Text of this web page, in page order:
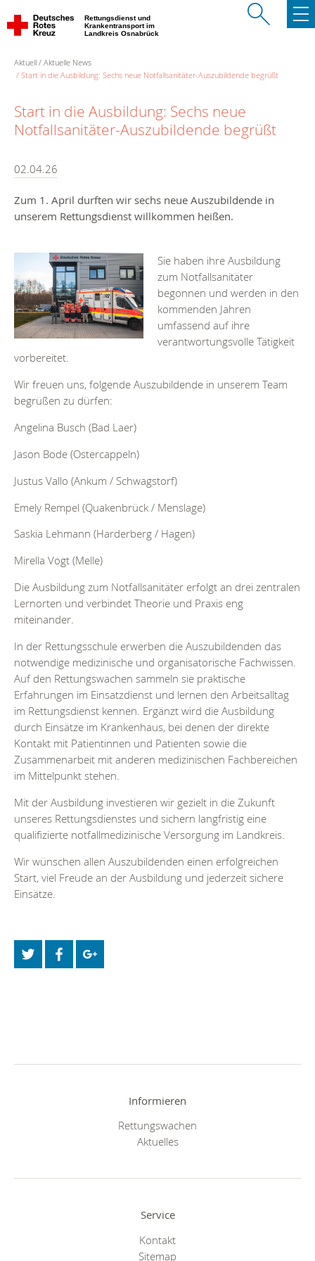
Rettungsdienst und
Krankentransport im
Landkreis Osnabrück
Aktuell
Aktuelle News
Start in die Ausbildung: Sechs neue Notfallsanitäter-Auszubildende begrüßt
Start in die Ausbildung: Sechs neue
Notfallsanitäter-Auszubildende begrüßt
02.04.26
Zum 1. April durften wir sechs neue Auszubildende in
unserem Rettungsdienst willkommen heißen.
Sie haben ihre Ausbildung
zum Notfallsanitäter
begonnen und werden in den
kommenden Jahren
umfassend auf ihre
verantwortungsvolle Tätigkeit
vorbereitet.
Wir freuen uns, folgende Auszubildende in unserem Team
begrüßen zu dürfen:
Angelina Busch (Bad Laer)
Jason Bode (Ostercappeln)
Justus Vallo (Ankum / Schwagstorf)
Emely Rempel (Quakenbrück / Menslage)
Saskia Lehmann (Harderberg / Hagen)
Mirella Vogt (Melle)
Die Ausbildung zum Notfallsanitäter erfolgt an drei zentralen
Lernorten und verbindet Theorie und Praxis eng
miteinander.
In der Rettungsschule erwerben die Auszubildenden das
notwendige medizinische und organisatorische Fachwissen.
Auf den Rettungswachen sammeln sie praktische
Erfahrungen im Einsatzdienst und lernen den Arbeitsalltag
im Rettungsdienst kennen. Ergänzt wird die Ausbildung
durch Einsätze im Krankenhaus, bei denen der direkte
Kontakt mit Patientinnen und Patienten sowie die
Zusammenarbeit mit anderen medizinischen Fachbereichen
im Mittelpunkt stehen.
Mit der Ausbildung investieren wir gezielt in die Zukunft
unseres Rettungsdienstes und sichern langfristig eine
qualifizierte notfallmedizinische Versorgung im Landkreis.
Wir wünschen allen Auszubildenden einen erfolgreichen
Start, viel Freude an der Ausbildung und jederzeit sichere
Einsätze.
Informieren
Rettungswachen
Aktuelles
Service
Kontakt
Sitemap